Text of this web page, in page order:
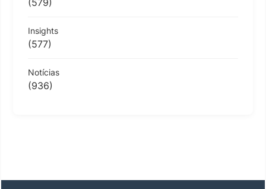
Insights
(577)
Notícias
(936)